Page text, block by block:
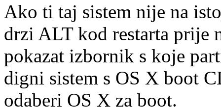
Ako ti taj sistem nije na
drzi ALT kod restarta prije
pokazat izbornik s koje
digni sistem s OS X boot
odaberi OS X za boot.